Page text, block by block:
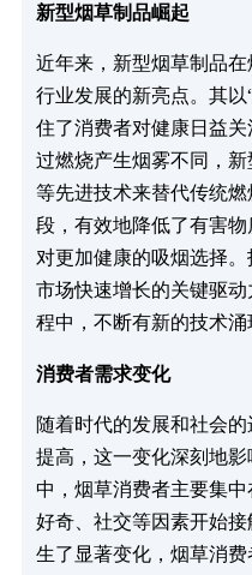
新型烟草制品崛起
近年来，新型烟草制品
行业发展的新亮点。其
住了消费者对健康日益
过燃烧产生烟雾不同，
等先进技术来替代传统
段，有效地降低了有害
对更加健康的吸烟选择
市场快速增长的关键驱
程中，不断有新的技术涌
消费者需求变化
随着时代的发展和社会
提高，这一变化深刻地
中，烟草消费者主要集
好奇、社交等因素开始
生了显著变化，烟草消